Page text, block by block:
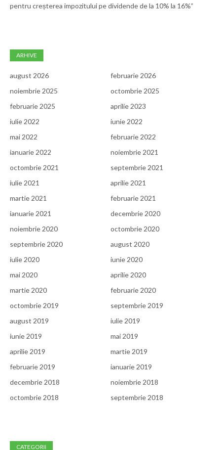
pentru creșterea impozitului pe dividende de la 10% la 16%”
ARHIVE
august 2026
februarie 2026
noiembrie 2025
octombrie 2025
februarie 2025
aprilie 2023
iulie 2022
iunie 2022
mai 2022
februarie 2022
ianuarie 2022
noiembrie 2021
octombrie 2021
septembrie 2021
iulie 2021
aprilie 2021
martie 2021
februarie 2021
ianuarie 2021
decembrie 2020
noiembrie 2020
octombrie 2020
septembrie 2020
august 2020
iulie 2020
iunie 2020
mai 2020
aprilie 2020
martie 2020
februarie 2020
octombrie 2019
septembrie 2019
august 2019
iulie 2019
iunie 2019
mai 2019
aprilie 2019
martie 2019
februarie 2019
ianuarie 2019
decembrie 2018
noiembrie 2018
octombrie 2018
septembrie 2018
CATEGORII